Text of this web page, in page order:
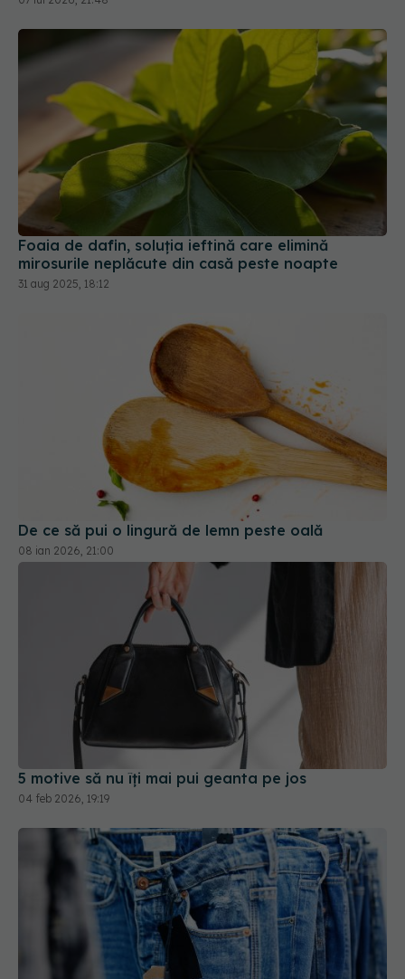
Foaia de dafin, soluția ieftină care elimină
mirosurile neplăcute din casă peste noapte
31 aug 2025, 18:12
De ce să pui o lingură de lemn peste oală
08 ian 2026, 21:00
5 motive să nu îți mai pui geanta pe jos
04 feb 2026, 19:19